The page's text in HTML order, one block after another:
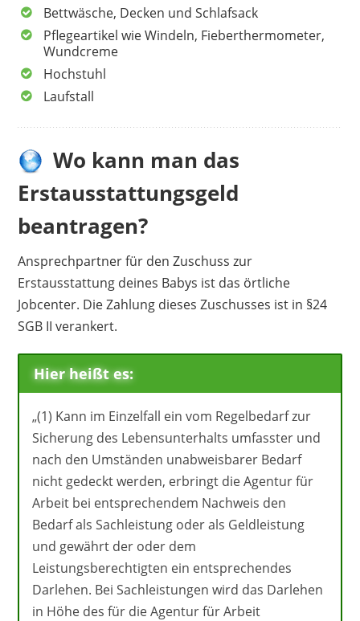
Bettwäsche, Decken und Schlafsack
Pflegeartikel wie Windeln, Fieberthermometer,
Wundcreme
Hochstuhl
Laufstall
Wo kann man das
Erstausstattungsgeld
beantragen?
Ansprechpartner für den Zuschuss zur
Erstausstattung deines Babys ist das örtliche
Jobcenter. Die Zahlung dieses Zuschusses ist in §24
SGB II verankert.
Hier heißt es:
„(1) Kann im Einzelfall ein vom Regelbedarf zur
Sicherung des Lebensunterhalts umfasster und
nach den Umständen unabweisbarer Bedarf
nicht gedeckt werden, erbringt die Agentur für
Arbeit bei entsprechendem Nachweis den
Bedarf als Sachleistung oder als Geldleistung
und gewährt der oder dem
Leistungsberechtigten ein entsprechendes
Darlehen. Bei Sachleistungen wird das Darlehen
in Höhe des für die Agentur für Arbeit